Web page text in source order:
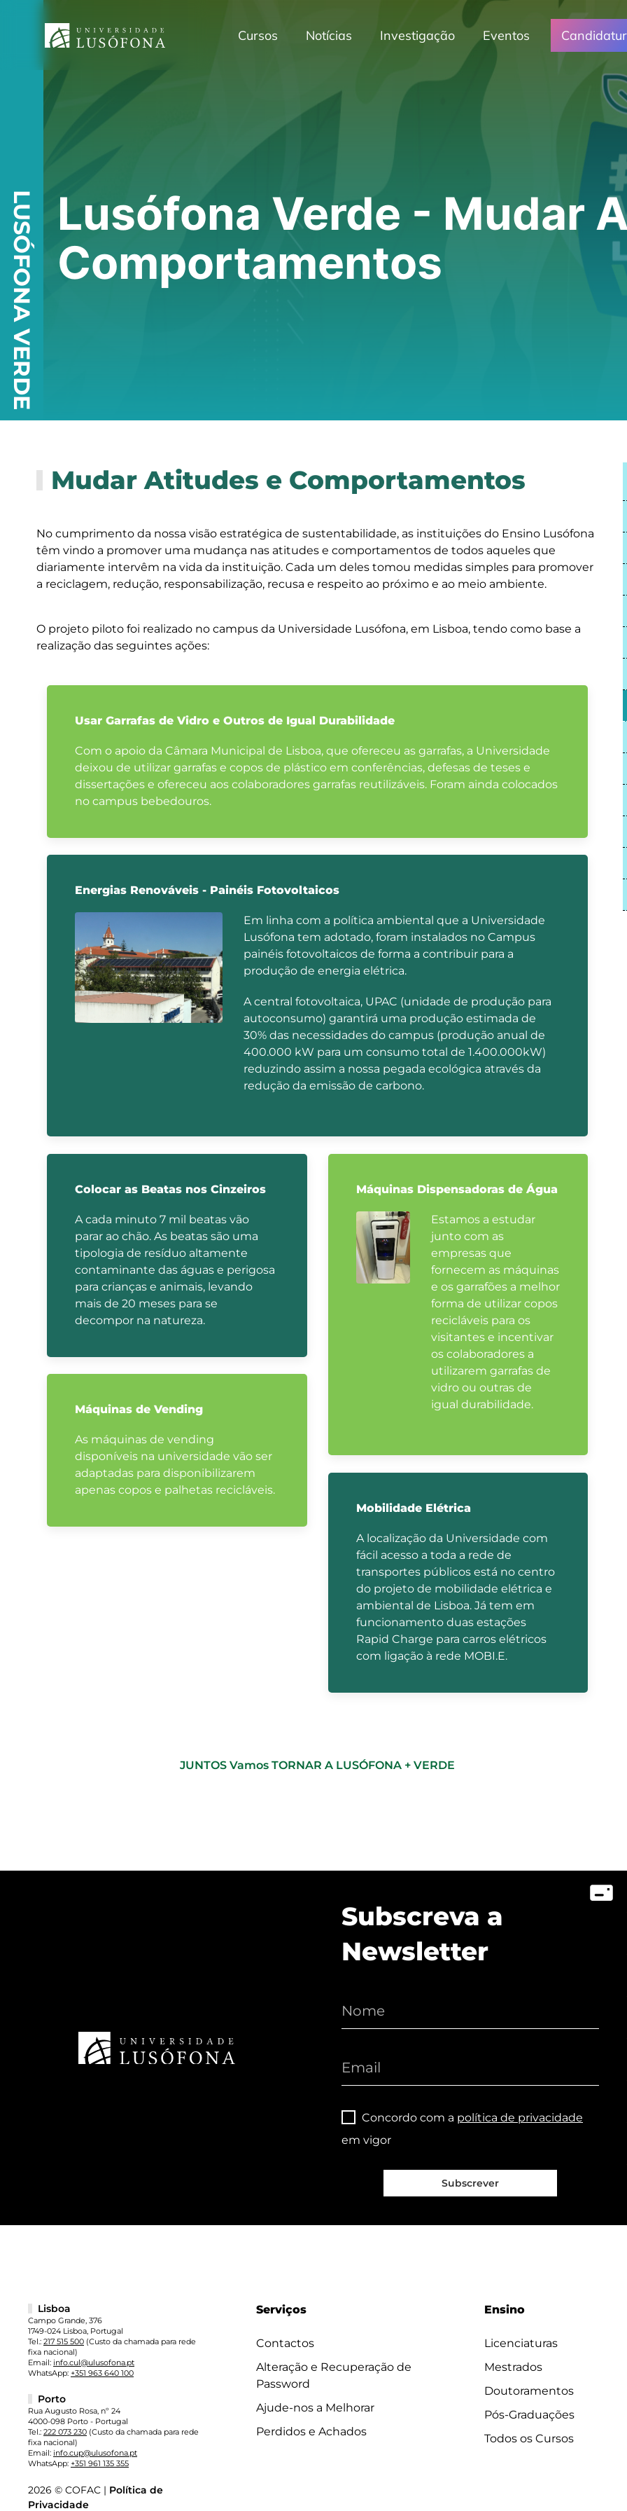
Cursos Notícias Investigação Eventos
LUSÓFONA VERDE Lusófona Verde - Mudar
Comportamentos
Mudar Atitudes e Comportamentos
No cumprimento da nossa visão estratégica de sustentabilidade, as instituições do Ensino Lusófona
têm vindo a promover uma mudança nas atitudes e comportamentos de todos aqueles que
diariamente intervêm na vida da instituição. Cada um deles tomou medidas simples para promover
a reciclagem, redução, responsabilização, recusa e respeito ao próximo e ao meio ambiente.
O projeto piloto foi realizado no campus da Universidade Lusófona, em Lisboa, tendo como base a
realização das seguintes ações:
Usar Garrafas de Vidro e Outros de Igual Durabilidade
Com o apoio da Câmara Municipal de Lisboa, que ofereceu as garrafas, a Universidade
deixou de utilizar garrafas e copos de plástico em conferências, defesas de teses e
dissertações e ofereceu aos colaboradores garrafas reutilizáveis. Foram ainda colocados
no campus bebedouros.
Energias Renováveis - Painéis Fotovoltaicos
Em linha com a política ambiental que a Universidade
Lusófona tem adotado, foram instalados no Campus
painéis fotovoltaicos de forma a contribuir para a
produção de energia elétrica.
A central fotovoltaica, UPAC (unidade de produção para
autoconsumo) garantirá uma produção estimada de
30% das necessidades do campus (produção anual de
400.000 kW para um consumo total de 1.400.000kW)
reduzindo assim a nossa pegada ecológica através da
redução da emissão de carbono.
Colocar as Beatas nos Cinzeiros
A cada minuto 7 mil beatas vão
parar ao chão. As beatas são uma
tipologia de resíduo altamente
contaminante das águas e perigosa
para crianças e animais, levando
mais de 20 meses para se
decompor na natureza.
Máquinas de Vending
As máquinas de vending
disponíveis na universidade vão ser
adaptadas para disponibilizarem
apenas copos e palhetas recicláveis.
Máquinas Dispensadoras de Água
Estamos a estudar
junto com as
empresas que
fornecem as máquinas
e os garrafões a melhor
forma de utilizar copos
recicláveis para os
visitantes e incentivar
os colaboradores a
utilizarem garrafas de
vidro ou outras de
igual durabilidade.
Mobilidade Elétrica
A localização da Universidade com
fácil acesso a toda a rede de
transportes públicos está no centro
do projeto de mobilidade elétrica e
ambiental de Lisboa. Já tem em
funcionamento duas estações
Rapid Charge para carros elétricos
com ligação à rede MOBI.E.
JUNTOS Vamos TORNAR A LUSÓFONA + VERDE
Subscreva a
Newsletter
Concordo com a política de privacidade
em vigor
Subscrever
Serviços
Contactos
Alteração e Recuperação de
Password
Ajude-nos a Melhorar
Perdidos e Achados
Ensino
Licenciaturas
Mestrados
Doutoramentos
Pós-Graduações
Todos os Cursos
Lisboa
Campo Grande, 376
1749-024 Lisboa, Portugal
Tel.: 217 515 500 (Custo da chamada para rede
fixa nacional)
Email: info.cul@ulusofona.pt
WhatsApp: +351 963 640 100
Porto
Rua Augusto Rosa, nº 24
4000-098 Porto - Portugal
Tel.: 222 073 230 (Custo da chamada para rede
fixa nacional)
Email: info.cup@ulusofona.pt
WhatsApp: +351 961 135 355
2026 © COFAC | Política de
Privacidade